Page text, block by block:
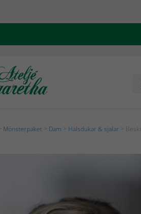
Mönsterpaket Dam Halsdukar & sjalar >